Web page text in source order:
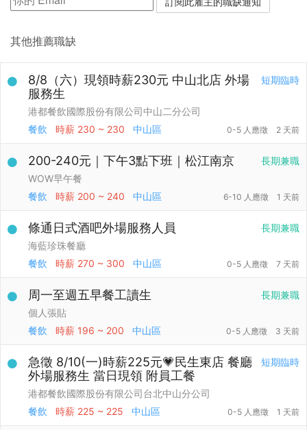
其他推薦職缺
短期臨時
8/8（六）現領時薪230元 中山北店 外場
服務生
港都餐飲國際股份有限公司中山二分公司
餐飲
時薪 230 ~ 230 中山區 0-5 人應徵 2 天前
長期兼職
200-240元｜下午3點下班｜松江南京
WOW早午餐
餐飲
時薪 200 ~ 240 中山區 6-10 人應徵 1 天前
長期兼職
條通日式酒吧外場服務人員
海藍珍珠餐廳
餐飲
時薪 270 ~ 300 中山區 0-5 人應徵 7 天前
長期兼職
周一至週五早餐工讀生
個人張貼
餐飲
時薪 196 ~ 200 中山區 0-5 人應徵 3 天前
短期臨時
急徵 8/10(一)時薪225元💗民生東店 餐廳
外場服務生 當日現領 附員工餐
港都餐飲國際股份有限公司台北中山分公司
餐飲
時薪 225 ~ 225 中山區 0-5 人應徵 1 天前